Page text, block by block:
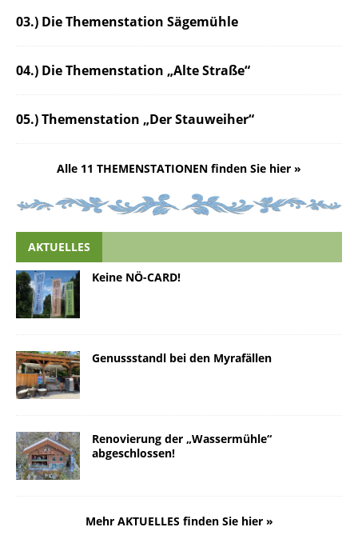
03.) Die Themenstation Sägemühle
04.) Die Themenstation „Alte Straße“
05.) Themenstation „Der Stauweiher“
Alle 11 THEMENSTATIONEN finden Sie hier »
AKTUELLES
Keine NÖ-CARD!
Genussstandl bei den Myrafällen
Renovierung der „Wassermühle“
abgeschlossen!
Mehr AKTUELLES finden Sie hier »